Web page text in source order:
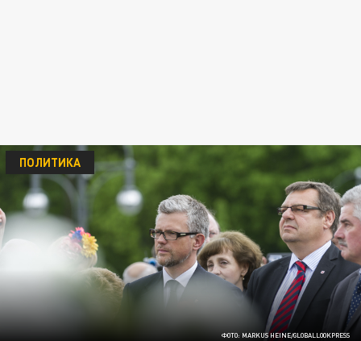
ФОТО: MARKUS HEINE/GLOBALLOOKPRESS
ПОЛИТИКА